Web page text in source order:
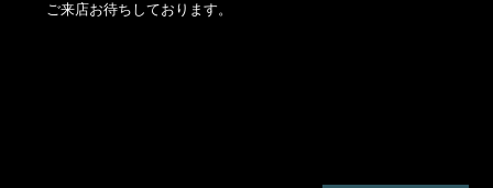
ご来店お待ちしております。